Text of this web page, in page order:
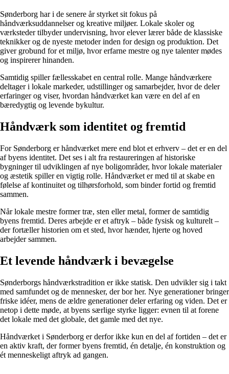
Sønderborg har i de senere år styrket sit fokus på
håndværksuddannelser og kreative miljøer. Lokale skoler og
værksteder tilbyder undervisning, hvor elever lærer både de klassiske
teknikker og de nyeste metoder inden for design og produktion. Det
giver grobund for et miljø, hvor erfarne mestre og nye talenter mødes
og inspirerer hinanden.
Samtidig spiller fællesskabet en central rolle. Mange håndværkere
deltager i lokale markeder, udstillinger og samarbejder, hvor de deler
erfaringer og viser, hvordan håndværket kan være en del af en
bæredygtig og levende bykultur.
Håndværk som identitet og fremtid
For Sønderborg er håndværket mere end blot et erhverv – det er en del
af byens identitet. Det ses i alt fra restaureringen af historiske
bygninger til udviklingen af nye boligområder, hvor lokale materialer
og æstetik spiller en vigtig rolle. Håndværket er med til at skabe en
følelse af kontinuitet og tilhørsforhold, som binder fortid og fremtid
sammen.
Når lokale mestre former træ, sten eller metal, former de samtidig
byens fremtid. Deres arbejde er et aftryk – både fysisk og kulturelt –
der fortæller historien om et sted, hvor hænder, hjerte og hoved
arbejder sammen.
Et levende håndværk i bevægelse
Sønderborgs håndværkstradition er ikke statisk. Den udvikler sig i takt
med samfundet og de mennesker, der bor her. Nye generationer bringer
friske idéer, mens de ældre generationer deler erfaring og viden. Det er
netop i dette møde, at byens særlige styrke ligger: evnen til at forene
det lokale med det globale, det gamle med det nye.
Håndværket i Sønderborg er derfor ikke kun en del af fortiden – det er
en aktiv kraft, der former byens fremtid, én detalje, én konstruktion og
ét menneskeligt aftryk ad gangen.